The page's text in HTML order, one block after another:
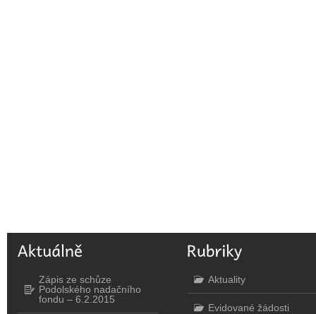
Zápis ze schůze
Podolského nadačního
fondu – 6.2.2015
Aktuality
Evidované žádosti